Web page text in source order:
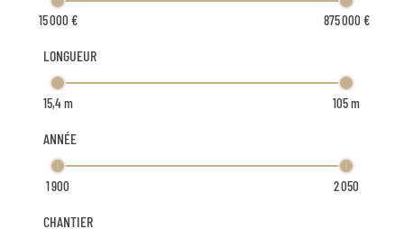
LONGUEUR
ANNÉE
CHANTIER